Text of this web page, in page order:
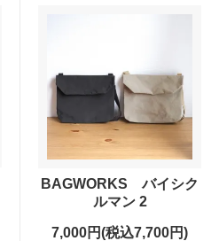
BAGWORKS バイシク
ルマン 2
7,000円(税込7,700円)